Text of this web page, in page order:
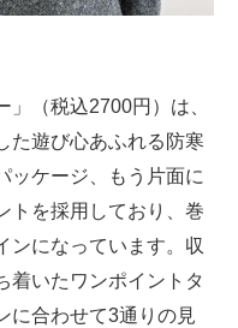
（税込2700円）は、
た遊び心あふれる防寒
ッケージ、もう片面に
トを採用しており、巻
ンになっています。収
着いたワンポイントタ
に合わせて3通りの見